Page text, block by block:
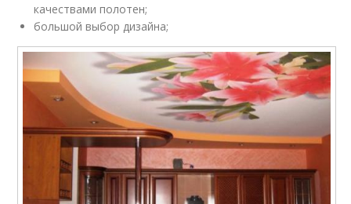
качествами полотен;
большой выбор дизайна;